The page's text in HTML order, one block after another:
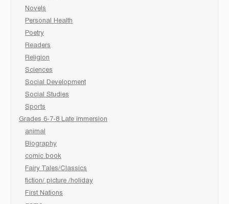
Novels
Personal Health
Poetry
Readers
Religion
Sciences
Social Development
Social Studies
Sports
Grades 6-7-8 Late immersion
animal
Biography
comic book
Fairy Tales/Classics
fiction/ picture /holiday
First Nations